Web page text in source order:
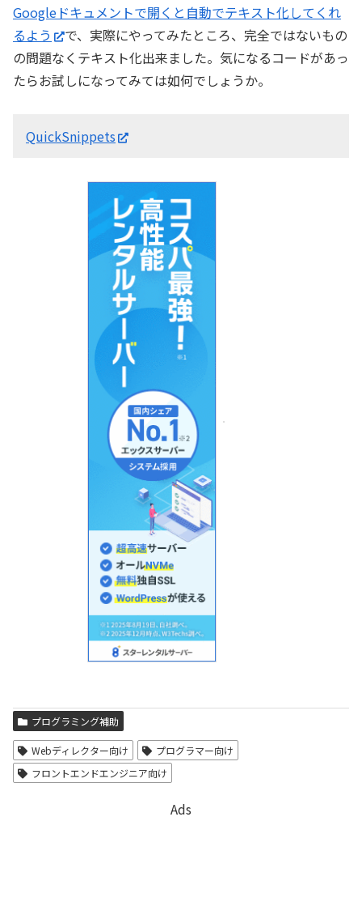
Googleドキュメントで開くと自動でテキスト化してくれ
るよう
で、実際にやってみたところ、完全ではないもの
の問題なくテキスト化出来ました。気になるコードがあっ
たらお試しになってみては如何でしょうか。
QuickSnippets
プログラミング補助
Webディレクター向け
プログラマー向け
フロントエンドエンジニア向け
Ads